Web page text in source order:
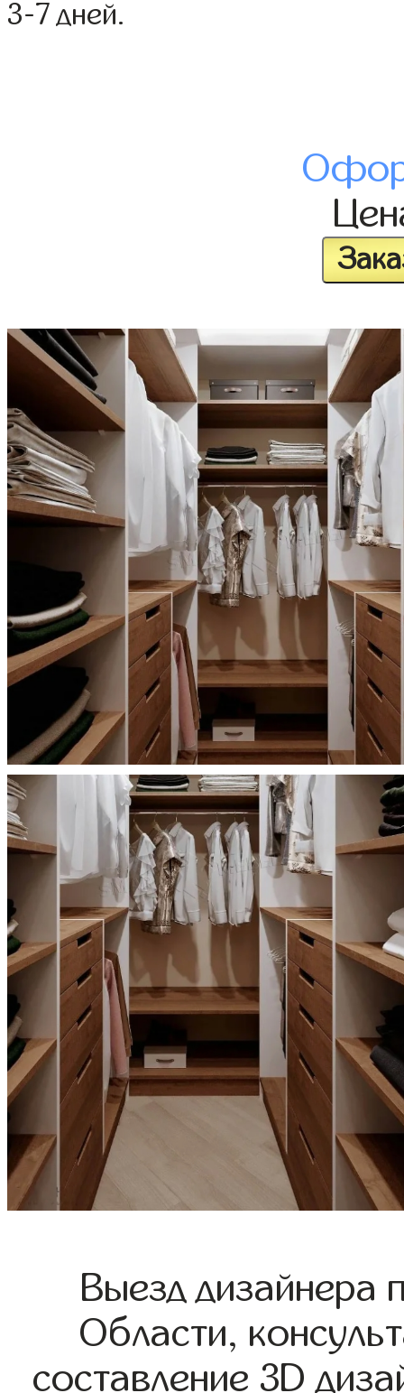
3-7 дней.
Выезд дизайнера
Области,
составление 3D